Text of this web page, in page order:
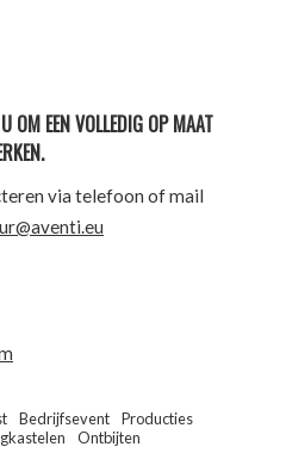
OM EEN VOLLEDIG OP MAAT
via telefoon of mail
Bedrijfsevent
Producties
Ontbijten